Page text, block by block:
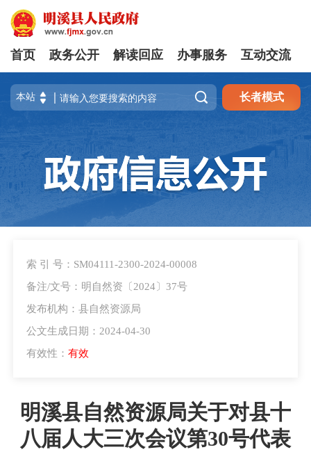
首页 政务公开 解读回应 办事服务 互动交流
 长者模式
索 引 号：SM04111-2300-2024-00008
备注/文号：明自然资〔2024〕37号
发布机构：县自然资源局
公文生成日期：2024-04-30
有效性： 有效
明溪县自然资源局关于对县十
八届人大三次会议第30号代表